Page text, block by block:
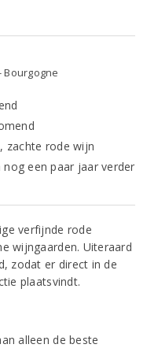
Bourgogne
zachte rode wijn
een paar jaar verder
verfijnde rode
wijngaarden. Uiteraard
zodat er direct in de
plaatsvindt.
alleen de beste